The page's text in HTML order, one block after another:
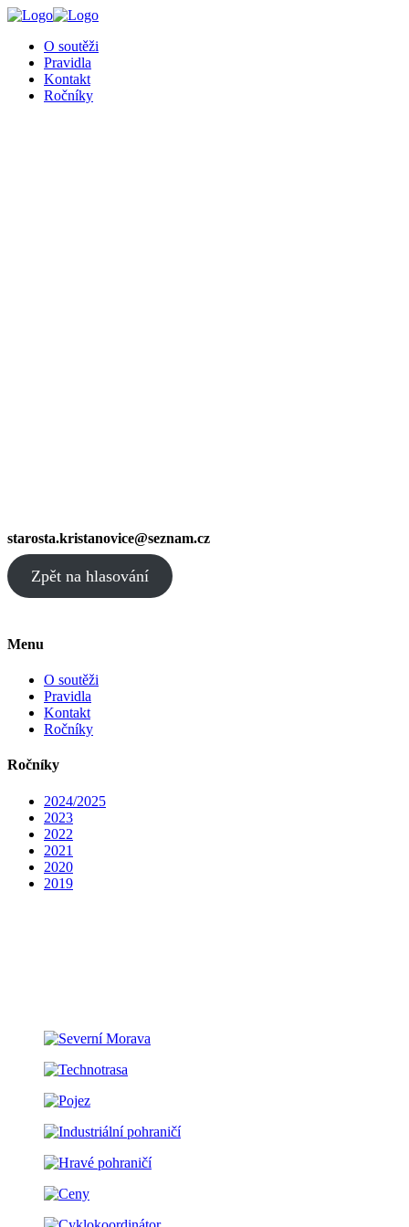
O soutěži
Pravidla
Kontakt
Ročníky
starosta.kristanovice@seznam.cz
Zpět na hlasování
Menu
O soutěži
Pravidla
Kontakt
Ročníky
Ročníky
2024/2025
2023
2022
2021
2020
2019